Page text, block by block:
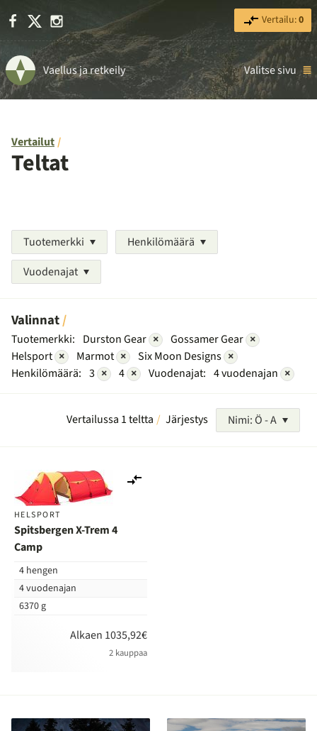
Facebook Instagram Vertailu:0
Vaellus ja retkeily Valitse sivu
Vertailut
Teltat
Tuotemerkki
Henkilömäärä
Vuodenajat
Valinnat
Tuotemerkki: Durston Gear × Gossamer Gear ×
Helsport × Marmot × Six Moon Designs ×
Henkilömäärä: 3 × 4 × Vuodenajat: 4 vuodenajan ×
Vertailussa 1 teltta Järjestys Nimi: Ö - A
HELSPORT
Spitsbergen X-Trem 4
Camp
4 hengen
4 vuodenajan
6370 g
Alkaen 1035,92€
2 kauppaa